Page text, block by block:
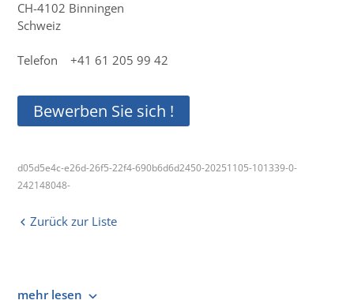
CH-4102 Binningen
Schweiz
Telefon +41 61 205 99 42
Bewerben Sie sich !
d05d5e4c-e26d-26f5-22f4-690b6d6d2450-20251105-101339-0-
242148048-
Zurück zur Liste
mehr lesen